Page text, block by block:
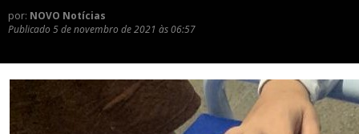
por: NOVO Notícias
Publicado 5 de novembro de 2021 às 06:57